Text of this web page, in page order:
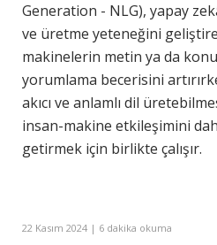
Generation - NLG), yapay
ve üretme yeteneğini
makinelerin metin ya da
yorumlama becerisini
akıcı ve anlamlı dil
insan-makine etkileşimini
getirmek için birlikte çalışır.
22 Kasım 2024 | 6 dakika okuma